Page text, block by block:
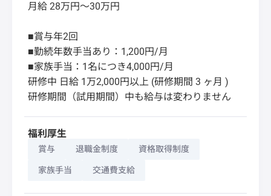
月給 28万円～30万円
■賞与年2回
■勤続年数手当あり：1,200円/月
■家族手当：1名につき4,000円/月
研修中 日給 1万2,000円以上 (研修期間 3 ヶ月 )
研修期間（試用期間）中も給与は変わりません
福利厚生
賞与 退職金制度 資格取得制度
家族手当 交通費支給